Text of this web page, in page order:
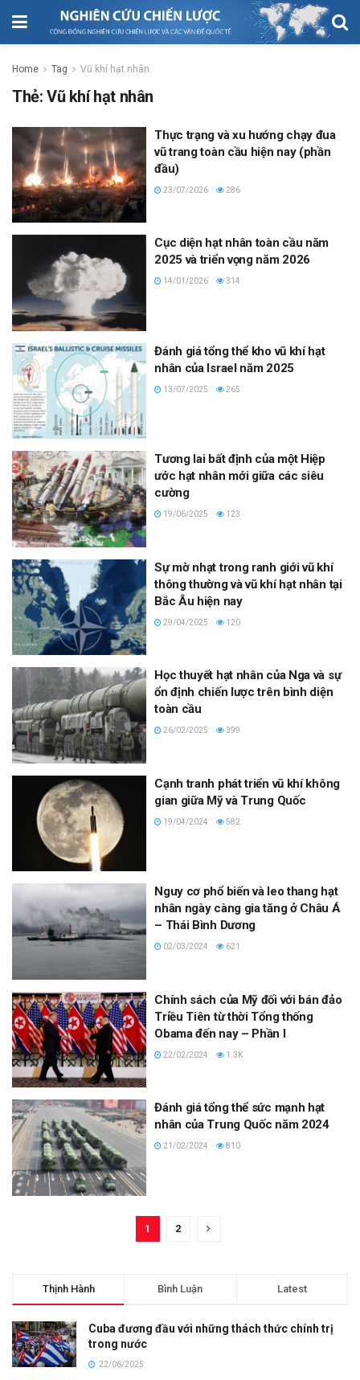
Home Tag Vũ khí hạt nhân
Thẻ:Vũ khí hạt nhân
Thực trạng và xu hướng chạy đua
vũ trang toàn cầu hiện nay (phần
đầu)
23/07/2026 286
Cục diện hạt nhân toàn cầu năm
2025 và triển vọng năm 2026
14/01/2026 314
Đánh giá tổng thể kho vũ khí hạt
nhân của Israel năm 2025
13/07/2025 265
Tương lai bất định của một Hiệp
ước hạt nhân mới giữa các siêu
cường
19/06/2025 123
Sự mờ nhạt trong ranh giới vũ khí
thông thường và vũ khí hạt nhân tại
Bắc Âu hiện nay
29/04/2025 120
Học thuyết hạt nhân của Nga và sự
ổn định chiến lược trên bình diện
toàn cầu
26/02/2025 399
Cạnh tranh phát triển vũ khí không
gian giữa Mỹ và Trung Quốc
19/04/2024 582
Nguy cơ phổ biến và leo thang hạt
nhân ngày càng gia tăng ở Châu Á
– Thái Bình Dương
02/03/2024 621
Chính sách của Mỹ đối với bán đảo
Triều Tiên từ thời Tổng thống
Obama đến nay – Phần I
22/02/2024 1.3K
Đánh giá tổng thể sức mạnh hạt
nhân của Trung Quốc năm 2024
21/02/2024 810
1 2
Thịnh Hành Bình Luận Latest
Cuba đương đầu với những thách thức chính trị
trong nước
22/06/2025